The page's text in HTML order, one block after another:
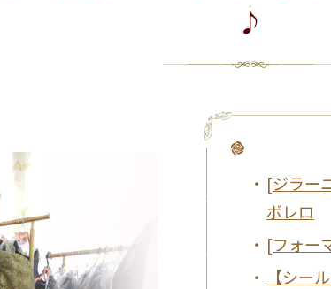
♪
[ジラー
ボレロ
[フォー
【シー